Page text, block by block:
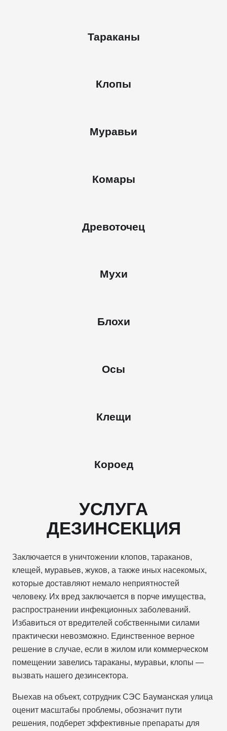
Тараканы
Клопы
Муравьи
Комары
Древоточец
Мухи
Блохи
Осы
Клещи
Короед
УСЛУГА
ДЕЗИНСЕКЦИЯ
Заключается в уничтожении клопов, тараканов,
клещей, муравьев, жуков, а также иных насекомых,
которые доставляют немало неприятностей
человеку. Их вред заключается в порче имущества,
распространении инфекционных заболеваний.
Избавиться от вредителей собственными силами
практически невозможно. Единственное верное
решение в случае, если в жилом или коммерческом
помещении завелись тараканы, муравьи, клопы —
вызвать нашего дезинсектора.
Выехав на объект, сотрудник СЭС Бауманская улица
оценит масштабы проблемы, обозначит пути
решения, подберет эффективные препараты для